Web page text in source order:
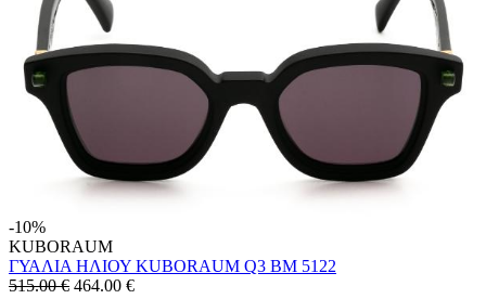
-10%
KUBORAUM
ΓΥΑΛΙΑ ΗΛΙΟΥ KUBORAUM Q3 BM 5122
515.00 € 464.00 €